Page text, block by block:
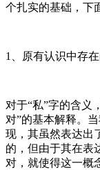
个扎实的基础，下
1、原有认识中存
对于“私”字的含义
对”的基本解释。
现，其虽然表达出
的，但由于其在表
对，就使得这一概